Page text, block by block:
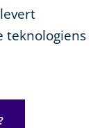
teknologiens